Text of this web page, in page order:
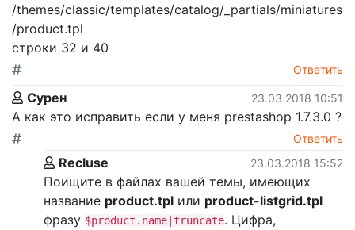
/themes/classic/templates/catalog/_partials/miniatures
/product.tpl
строки 32 и 40
Ответить
Сурен 23.03.2018 10:51
А как это исправить если у меня prestashop 1.7.3.0 ?
Ответить
Recluse 23.03.2018 15:52
Поищите в файлах вашей темы, имеющих
название product.tpl или product-listgrid.tpl
фразу $product.name|truncate. Цифра,